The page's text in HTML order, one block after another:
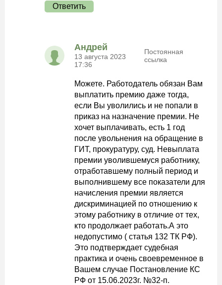
Ответить
Андрей
13 августа 2023
17:36
Постоянная
ссылка
Можете. Работодатель обязан Вам
выплатить премию даже тогда,
если Вы уволились и не попали в
приказ на назначение премии. Не
хочет выплачивать, есть 1 год
после увольнения на обращение в
ГИТ, прокуратуру, суд. Невыплата
премии уволившемуся работнику,
отработавшему полный период и
выполнившему все показатели для
начисления премии является
дискриминацией по отношению к
этому работнику в отличие от тех,
кто продолжает работать.А это
недопустимо ( статья 132 ТК РФ).
Это подтверждает судебная
практика и очень своевременное в
Вашем случае Постановление КС
РФ от 15.06.2023г. №32-п.